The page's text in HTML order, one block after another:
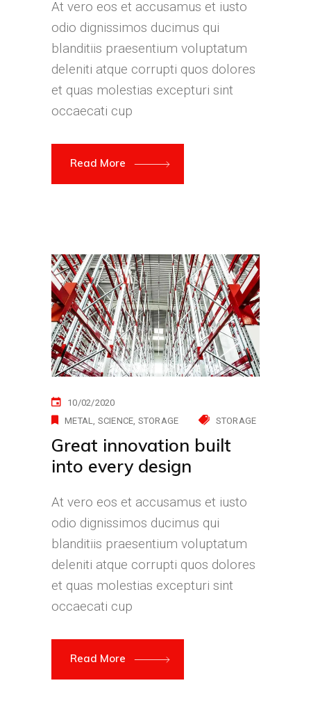
At vero eos et accusamus et iusto
odio dignissimos ducimus qui
blanditiis praesentium voluptatum
deleniti atque corrupti quos dolores
et quas molestias excepturi sint
occaecati cup
Read More
10/02/2020
METAL SCIENCE STORAGE STORAGE
Great innovation built
into every design
At vero eos et accusamus et iusto
odio dignissimos ducimus qui
blanditiis praesentium voluptatum
deleniti atque corrupti quos dolores
et quas molestias excepturi sint
occaecati cup
Read More